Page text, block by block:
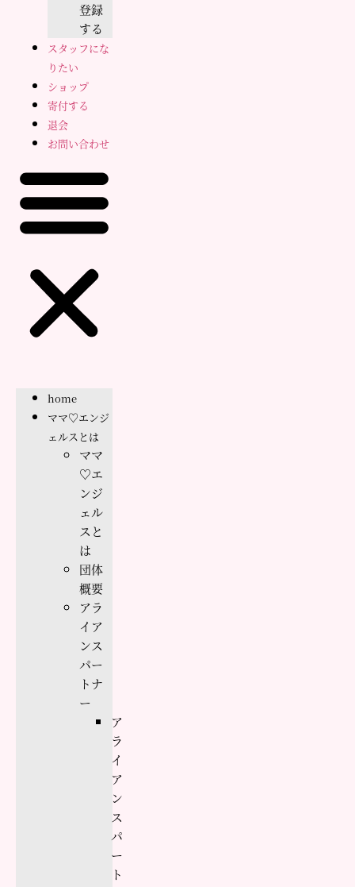
登録
する
スタッフにな
りたい
ショップ
寄付する
退会
お問い合わせ
home
ママ♡エンジ
ェルスとは
ママ
♡エ
ンジ
ェル
スと
は
団体
概要
アラ
イア
ンス
パー
トナ
ー
ア
ラ
イ
ア
ン
ス
パ
ー
ト